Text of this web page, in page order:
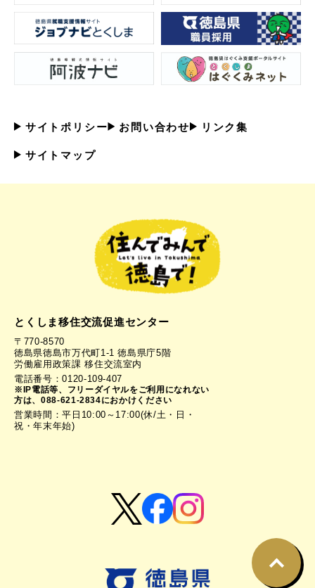
サイトポリシー お問い合わせ リンク集
サイトマップ
とくしま移住交流促進センター
〒770-8570
徳島県徳島市万代町1-1 徳島県庁5階
労働雇用政策課 移住交流室内
電話番号：0120-109-407
※IP電話等、フリーダイヤルをご利用になれない
方は、088-621-2834におかけください
営業時間：平日10:00～17:00(休/土・日・
祝・年末年始)